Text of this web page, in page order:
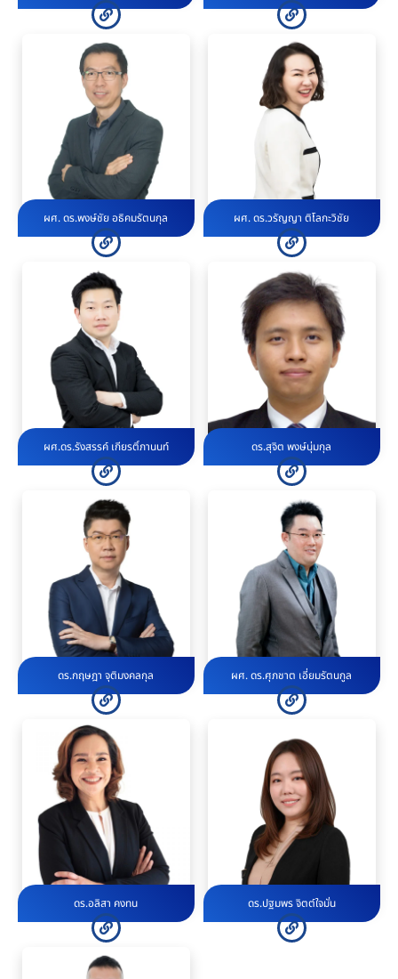
ผศ. ดร.พงษ์ชัย อธิคมรัตนกุล ผศ. ดร.วรัญญา ติโลกะวิชัย
ผศ.ดร.รังสรรค์ เกียรติ์ภานนท์ ดร.สุจิต พงษ์นุ่มกุล
ดร.กฤษฎา จุติมงคลกุล ผศ. ดร.ศุภชาต เอี่ยมรัตนกูล
ดร.อลิสา คงทน ดร.ปฐมพร จิตต์ใจมั่น